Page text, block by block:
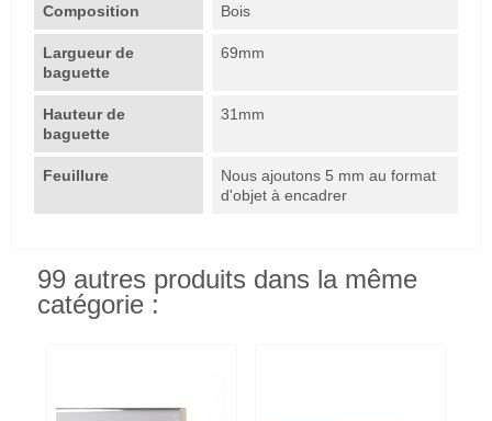
Composition Bois
Largueur de
baguette
69mm
Hauteur de
baguette
31mm
Feuillure
Nous ajoutons 5 mm au format
d'objet à encadrer
99 autres produits dans la même
catégorie :